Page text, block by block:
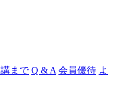
まで Q & A 会員優待 よ